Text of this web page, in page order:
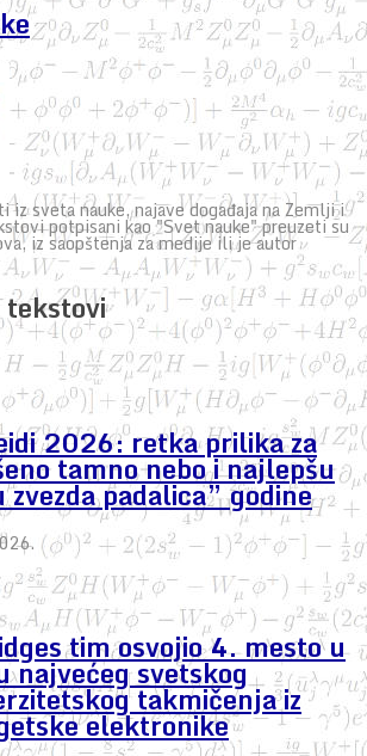
iz sveta nauke, najave događaja na Zemlji i
potpisani kao "Svet nauke" preuzeti su
iz saopštenja za medije ili je autor
2026: retka prilika za
tamno nebo i najlepšu
zvezda padalica” godine
tim osvojio 4. mesto u
najvećeg svetskog
takmičenja iz
elektronike